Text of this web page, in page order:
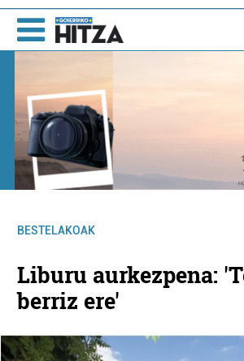
BESTELAKOAK
Liburu aurkezpena:
berriz ere'